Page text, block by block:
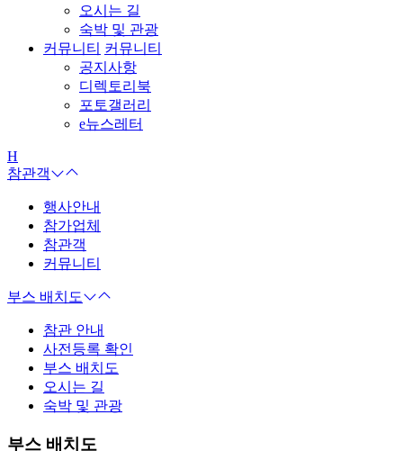
오시는 길
숙박 및 관광
커뮤니티 커뮤니티
공지사항
디렉토리북
포토갤러리
e뉴스레터
H
참관객
행사안내
참가업체
참관객
커뮤니티
부스 배치도
참관 안내
사전등록 확인
부스 배치도
오시는 길
숙박 및 관광
부스 배치도